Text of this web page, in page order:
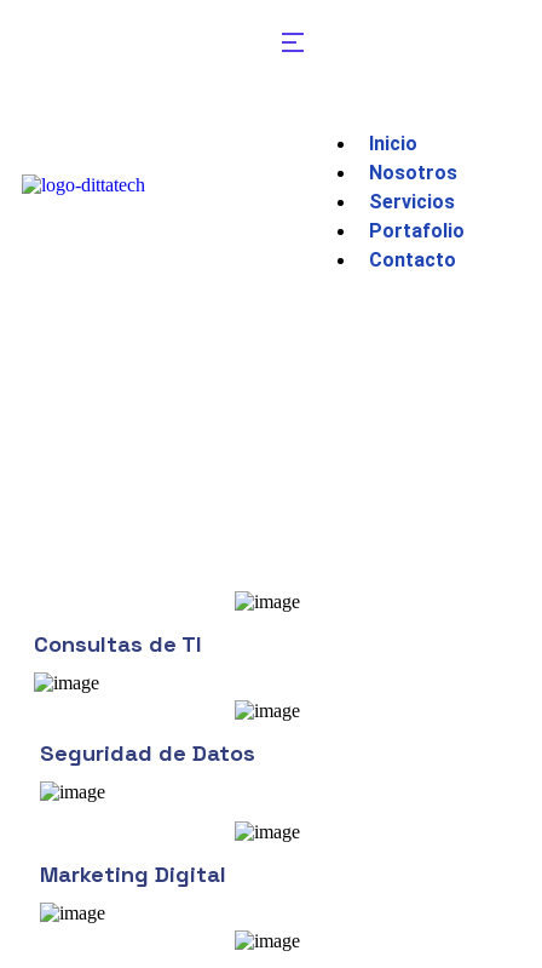
Inicio
Nosotros
Servicios
Portafolio
Contacto
Consultas de TI
Seguridad de Datos
Marketing Digital